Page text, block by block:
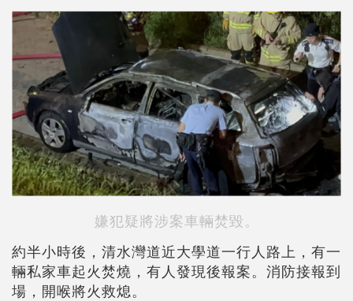
嫌犯疑將涉案車輛焚毀。
約半小時後，清水灣道近大學道一行人路上，有一
輛私家車起火焚燒，有人發現後報案。消防接報到
場，開喉將火救熄。